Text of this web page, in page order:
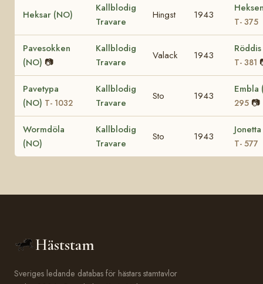
Heksar (NO)
Kallblodig
Travare
Hingst 1943
T- 375
Pavesokken
(NO) 📷
Kallblodig
Travare
Valack 1943
T- 381
Pavetypa
(NO) T- 1032
Kallblodig
Travare
Sto 1943
295 📷
Wormdöla
(NO)
Kallblodig
Travare
Sto 1943
T- 577
Häststam
Sveriges ledande databas för hästars stamtavlor